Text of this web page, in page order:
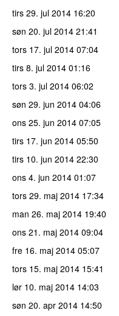
tirs 29. jul 2014 16:20
søn 20. jul 2014 21:41
tors 17. jul 2014 07:04
tirs 8. jul 2014 01:16
tors 3. jul 2014 06:02
søn 29. jun 2014 04:06
ons 25. jun 2014 07:05
tirs 17. jun 2014 05:50
tirs 10. jun 2014 22:30
ons 4. jun 2014 01:07
tors 29. maj 2014 17:34
man 26. maj 2014 19:40
ons 21. maj 2014 09:04
fre 16. maj 2014 05:07
tors 15. maj 2014 15:41
lør 10. maj 2014 14:03
søn 20. apr 2014 14:50